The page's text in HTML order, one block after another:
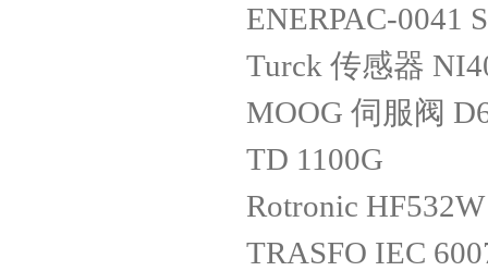
ENERPAC-0041
Turck 传感器
MOOG 伺服阀
TD 1100G
Rotronic
TRASFO IEC